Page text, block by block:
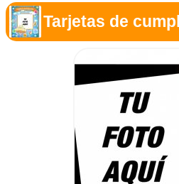
Tarjetas de